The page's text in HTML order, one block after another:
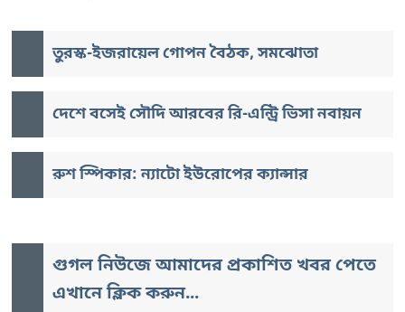
তুরস্ক-ইজরায়েল গোপন বৈঠক, সমঝোতা
দেশে বসেই সৌদি আরবের রি-এন্ট্রি ভিসা নবায়ন
রুশ স্পিকার: ন্যাটো ইউরোপের ক্যান্সার
গুগল নিউজে আমাদের প্রকাশিত খবর পেতে
এখানে ক্লিক করুন...